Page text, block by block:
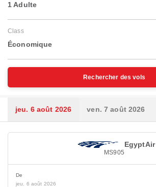
1 Adulte
Class
Économique
Rechercher des vols
jeu. 6 août 2026 ven. 7 août 2026
EgyptAir
MS905
De
jeu. 6 août 2026